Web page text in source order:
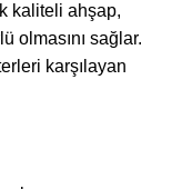
kaliteli ahşap,
olmasını sağlar.
karşılayan